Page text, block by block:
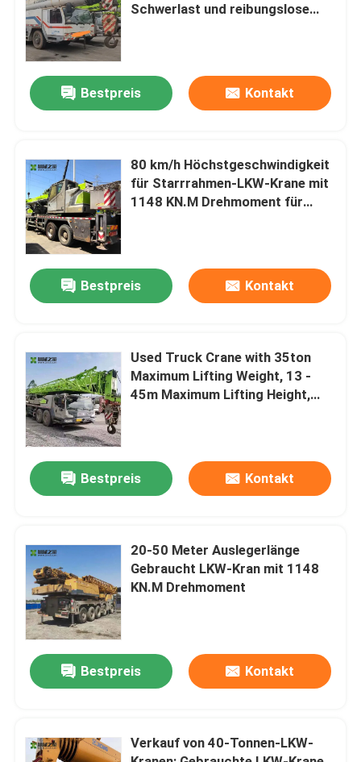
Haus
Über uns
Fabrik-Ausflug
Qualitätskontrolle
Treten Sie mit uns in Verbindung
Fordern Sie ein Zitat
Benutzte LKW-Kräne
Gebrauchte All-Terrain-Krane
Schwerlast und reibungslose
Bestpreis Kontakt
80 km/h Höchstgeschwindigkeit
für Starrrahmen-LKW-Krane mit
1148 KN.M Drehmoment für
Bestpreis Kontakt
Used Truck Crane with 35ton
Maximum Lifting Weight, 13 -
45m Maximum Lifting Height,
Bestpreis Kontakt
20-50 Meter Auslegerlänge
Gebraucht LKW-Kran mit 1148
KN.M Drehmoment
Bestpreis Kontakt
Verkauf von 40-Tonnen-LKW-